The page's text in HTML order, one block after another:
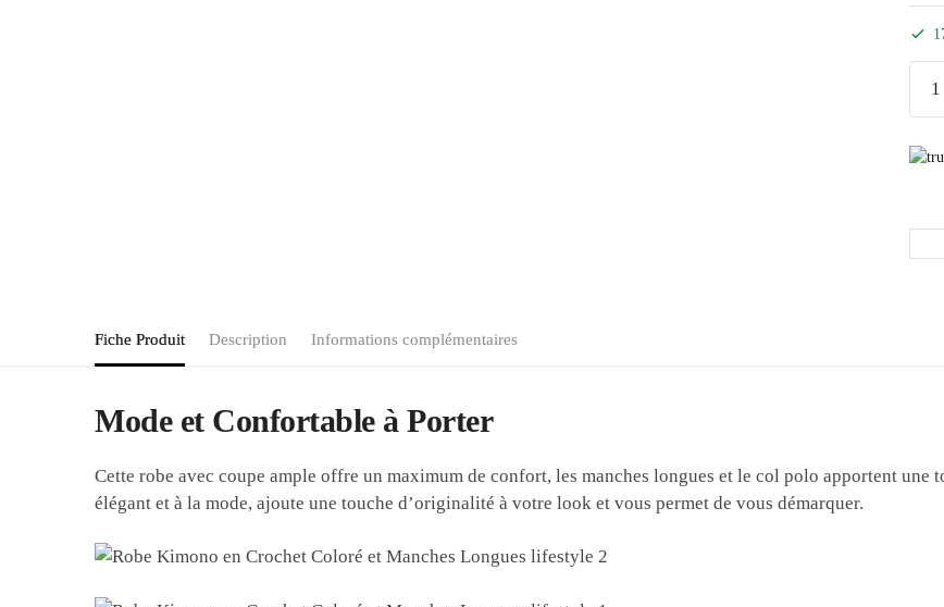
Fiche Produit Description Informations complémentaires
Mode et Confortable à Porter
Cette robe avec coupe ample offre un maximum de confort, les manches longues et le col polo apportent une
élégant et à la mode, ajoute une touche d’originalité à votre look et vous permet de vous démarquer.